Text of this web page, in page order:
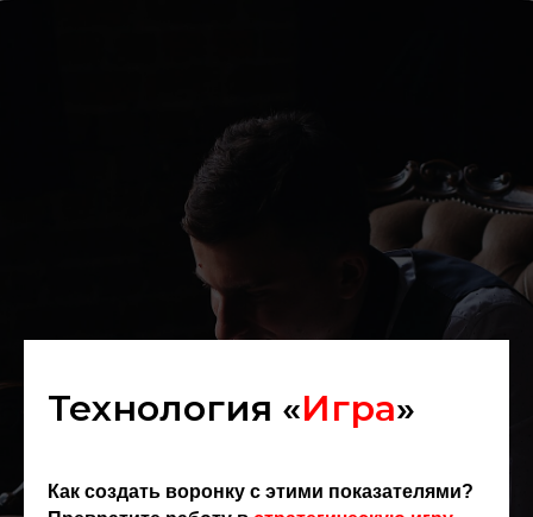
Технология «Игра»
Как создать воронку с этими показателями?